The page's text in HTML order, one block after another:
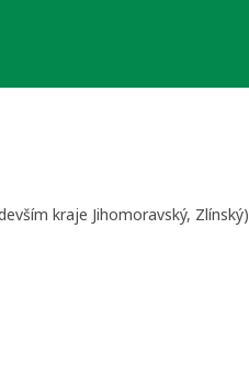
kraje Jihomoravský, Zlínský)